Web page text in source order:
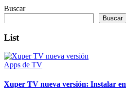
Buscar
Buscar
List
Apps de TV
Xuper TV nueva versión: Instalar